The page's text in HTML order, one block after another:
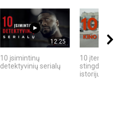
12:25
10 įsimintinų
detektyvinių serialų
10 įtemptų,
stingdančių
istorijų